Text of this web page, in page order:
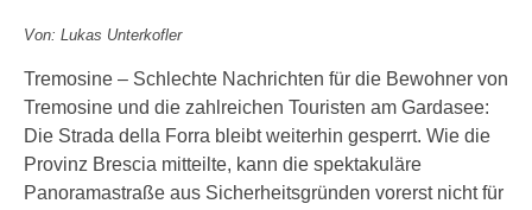
Von: Lukas Unterkofler
Tremosine – Schlechte Nachrichten für die Bewohner von
Tremosine und die zahlreichen Touristen am Gardasee:
Die Strada della Forra bleibt weiterhin gesperrt. Wie die
Provinz Brescia mitteilte, kann die spektakuläre
Panoramastraße aus Sicherheitsgründen vorerst nicht für